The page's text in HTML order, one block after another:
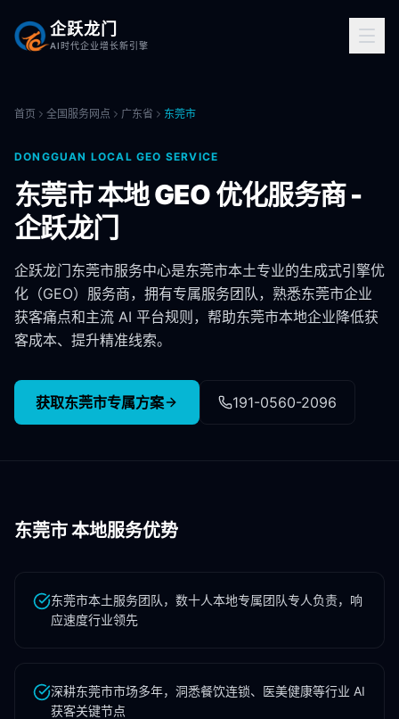
企跃龙门
AI时代企业增长新引擎
首页 全国服务网点 广东省 东莞市
DONGGUAN LOCAL GEO SERVICE
东莞市本地 GEO 优化服务商 -
企跃龙门
企跃龙门东莞市服务中心是东莞市本土专业的生成式引擎优
化（GEO）服务商，拥有专属服务团队，熟悉东莞市企业
获客痛点和主流 AI 平台规则，帮助东莞市本地企业降低获
客成本、提升精准线索。
获取东莞市专属方案 191-0560-2096
东莞市本地服务优势
东莞市本土服务团队，数十人本地专属团队专人负责，响
应速度行业领先
深耕东莞市市场多年，洞悉餐饮连锁、医美健康等行业 AI
获客关键节点